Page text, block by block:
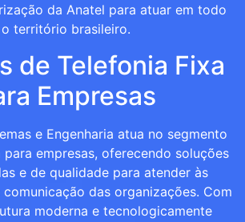
da Anatel para atuar em todo
o território brasileiro.
de Telefonia Fixa
Empresas
e Engenharia atua no segmento
empresas, oferecendo soluções
e de qualidade para atender às
comunicação das organizações. Com
moderna e tecnologicamente